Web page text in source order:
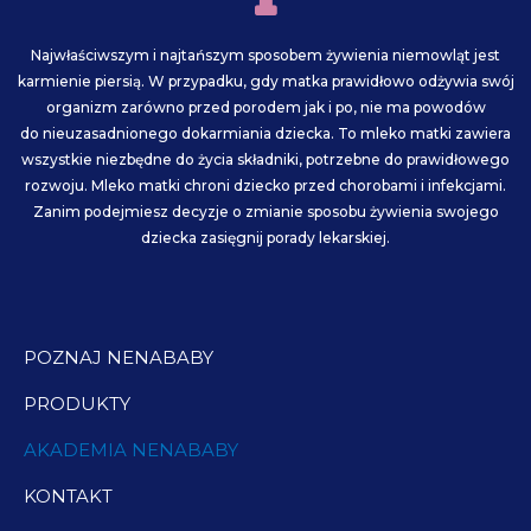
b
o
o
k
a
g
r
a
m
u
b
e
Najwłaściwszym i najtańszym sposobem żywienia niemowląt jest
karmienie piersią. W przypadku, gdy matka prawidłowo odżywia swój
organizm zarówno przed porodem jak i po, nie ma powodów
do nieuzasadnionego dokarmiania dziecka. To mleko matki zawiera
wszystkie niezbędne do życia składniki, potrzebne do prawidłowego
rozwoju. Mleko matki chroni dziecko przed chorobami i infekcjami.
Zanim podejmiesz decyzje o zmianie sposobu żywienia swojego
dziecka zasięgnij porady lekarskiej.
POZNAJ NENABABY
PRODUKTY
AKADEMIA NENABABY
KONTAKT